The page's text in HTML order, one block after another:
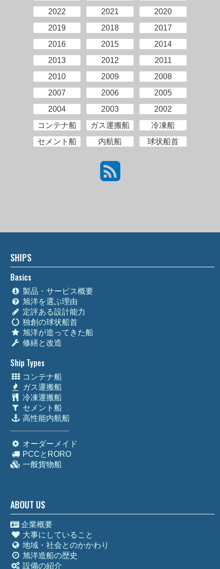
2022
2021
2020
2019
2018
2017
2016
2015
2014
2013
2012
2011
2010
2009
2008
2007
2006
2005
2004
2003
2002
コンテナ船
ガス運搬船
冷凍船
セメント船
内航船 球状船首
SHIPS
Basics
製品・サービス概要
旭洋を選ぶ理由
定評ある設計能力
独創の球状船首
旭洋が造ってきた船
修繕と改造
Ship Types
コンテナ船
ガス運搬船
冷凍運搬船
セメント船
高性能内航船
オーダーメイド
PCCとRORO
一般貨物船
ABOUT US
企業概要
大事にしていること
地域・社会とのかかわり
旭洋造船の歴史
設備の紹介